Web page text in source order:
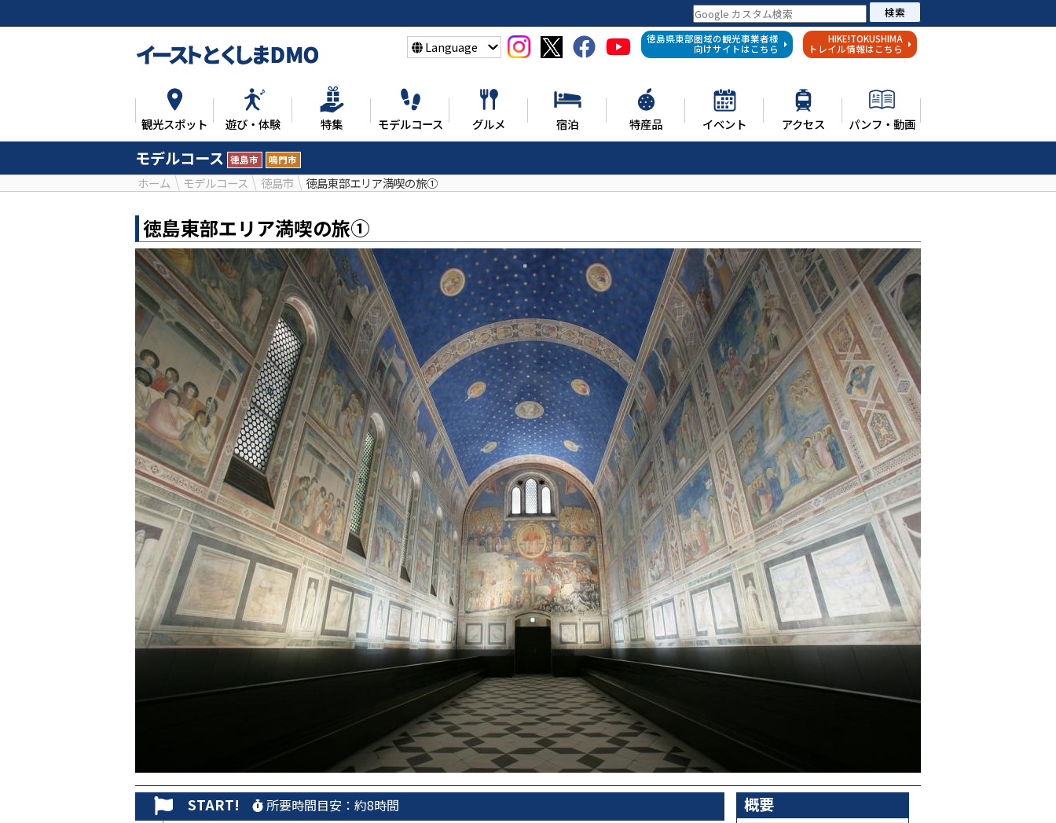
検索
Language
徳島県東部圏域の観光事業者様
向けサイトはこちら
HIKE!TOKUSHIMA
トレイル情報はこちら
観光スポット 遊び・体験 特集 モデルコース グルメ 宿泊 特産品 イベント アクセス パンフ・動画
モデルコース 徳島市 鳴門市
ホーム モデルコース 徳島市 徳島東部エリア満喫の旅①
徳島東部エリア満喫の旅①
START! 所要時間目安：約8時間 概要